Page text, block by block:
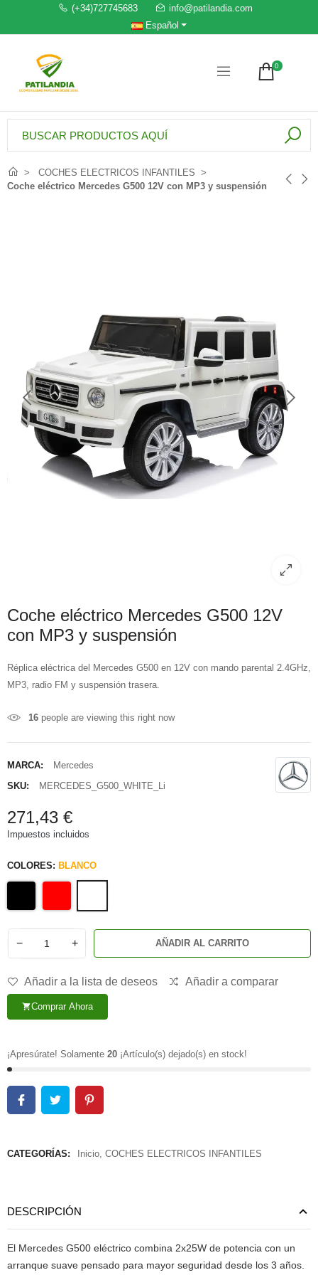
(+34)727745683
info@patilandia.com
Español
0
COCHES ELECTRICOS INFANTILES
Coche eléctrico Mercedes G500 12V con MP3 y suspensión
Coche eléctrico Mercedes G500 12V
con MP3 y suspensión
Réplica eléctrica del Mercedes G500 en 12V con mando parental 2.4GHz,
MP3, radio FM y suspensión trasera.
16 people are viewing this right now
MARCA:
Mercedes
SKU:
MERCEDES_G500_WHITE_Li
271,43 €
Impuestos incluidos
COLORES: BLANCO
− + AÑADIR AL CARRITO
Añadir a la lista de deseos Añadir a comparar
shopping_cartComprar Ahora
¡Apresúrate! Solamente 20 ¡Artículo(s) dejado(s) en stock!
CATEGORÍAS: Inicio COCHES ELECTRICOS INFANTILES
DESCRIPCIÓN
El Mercedes G500 eléctrico combina 2x25W de potencia con un
arranque suave pensado para mayor seguridad desde los 3 años.